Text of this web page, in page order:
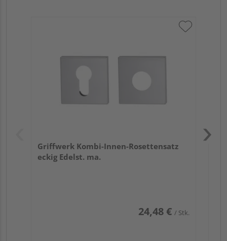
Griffwerk Kombi-Innen-Rosettensatz
eckig Edelst. ma.
24,48 € / Stk.